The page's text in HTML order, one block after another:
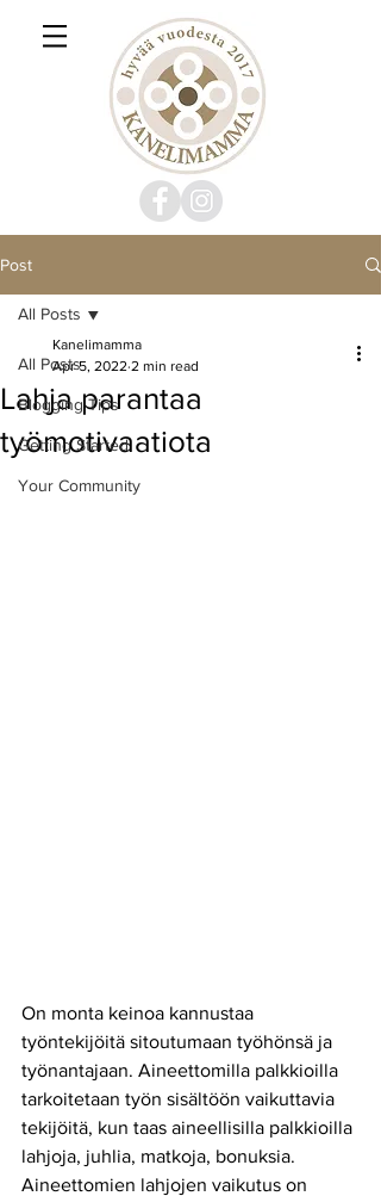
Post
All Posts
Blogging Tips
Getting Started
Your Community
All Posts
Lahja parantaa
työmotivaatiota
Kanelimamma
Apr 5, 2022 2 min read
On monta keinoa kannustaa
työntekijöitä sitoutumaan työhönsä ja
työnantajaan. Aineettomilla palkkioilla
tarkoitetaan työn sisältöön vaikuttavia
tekijöitä, kun taas aineellisilla palkkioilla
lahjoja, juhlia, matkoja, bonuksia.
Aineettomien lahjojen vaikutus on